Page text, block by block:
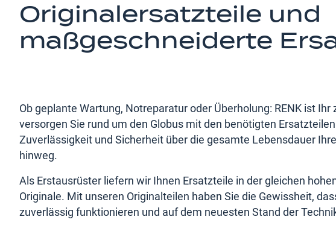
Originalersatzteile und
maßgeschneiderte
Ob geplante Wartung, Notreparatur oder Überholung: RENK ist Ihr
versorgen Sie rund um den Globus mit den benötigten
Zuverlässigkeit und Sicherheit über die gesamte Lebensdauer
hinweg.
Als Erstausrüster liefern wir Ihnen Ersatzteile in der gleichen
Originale. Mit unseren Originalteilen haben Sie die Gewissheit,
zuverlässig funktionieren und auf dem neuesten Stand der